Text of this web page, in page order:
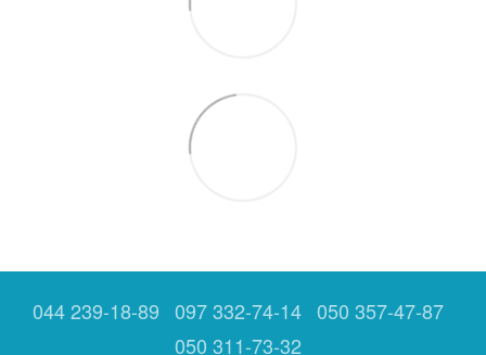
044 239-18-89 097 332-74-14 050 357-47-87
050 311-73-32